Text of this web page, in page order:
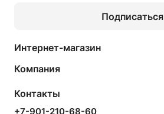
Подписаться
Интернет-магазин
Компания
Контакты
+7-901-210-68-60